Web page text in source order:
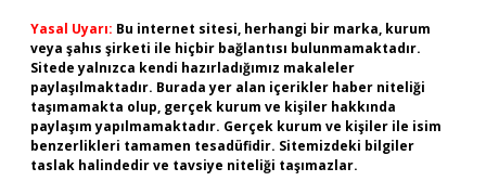
Yasal Uyarı: Bu internet sitesi, herhangi bir marka, kurum
veya şahıs şirketi ile hiçbir bağlantısı bulunmamaktadır.
Sitede yalnızca kendi hazırladığımız makaleler
paylaşılmaktadır. Burada yer alan içerikler haber niteliği
taşımamakta olup, gerçek kurum ve kişiler hakkında
paylaşım yapılmamaktadır. Gerçek kurum ve kişiler ile isim
benzerlikleri tamamen tesadüfidir. Sitemizdeki bilgiler
taslak halindedir ve tavsiye niteliği taşımazlar.